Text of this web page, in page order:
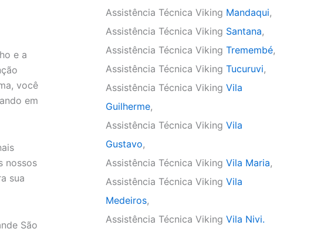
e a
você
em
nossos
sua
São
Assistência Técnica Viking Mandaqui,
Assistência Técnica Viking Santana,
Assistência Técnica Viking Tremembé,
Assistência Técnica Viking Tucuruvi,
Assistência Técnica Viking Vila
Guilherme,
Assistência Técnica Viking Vila
Gustavo,
Assistência Técnica Viking Vila Maria,
Assistência Técnica Viking Vila
Medeiros,
Assistência Técnica Viking Vila Nivi.